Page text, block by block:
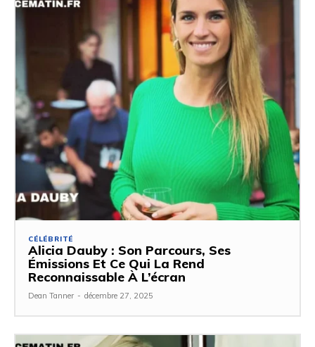
CÉLÉBRITÉ
Alicia Dauby : Son Parcours, Ses
Émissions Et Ce Qui La Rend
Reconnaissable À L’écran
Dean Tanner - décembre 27, 2025